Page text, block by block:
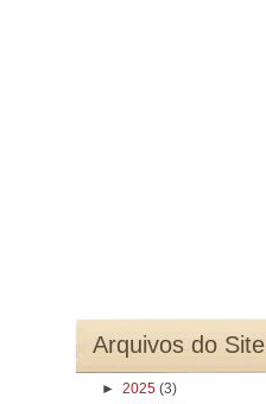
Arquivos do Site
► 2025 (3)